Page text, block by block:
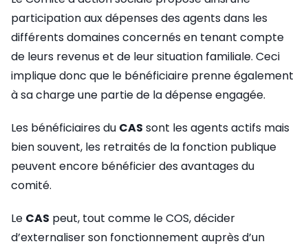
participation aux dépenses des agents dans les
différents domaines concernés en tenant compte
de leurs revenus et de leur situation familiale. Ceci
implique donc que le bénéficiaire prenne également
à sa charge une partie de la dépense engagée.
Les bénéficiaires du CAS sont les agents actifs mais
bien souvent, les retraités de la fonction publique
peuvent encore bénéficier des avantages du
comité.
Le CAS peut, tout comme le COS, décider
d’externaliser son fonctionnement auprès d’un